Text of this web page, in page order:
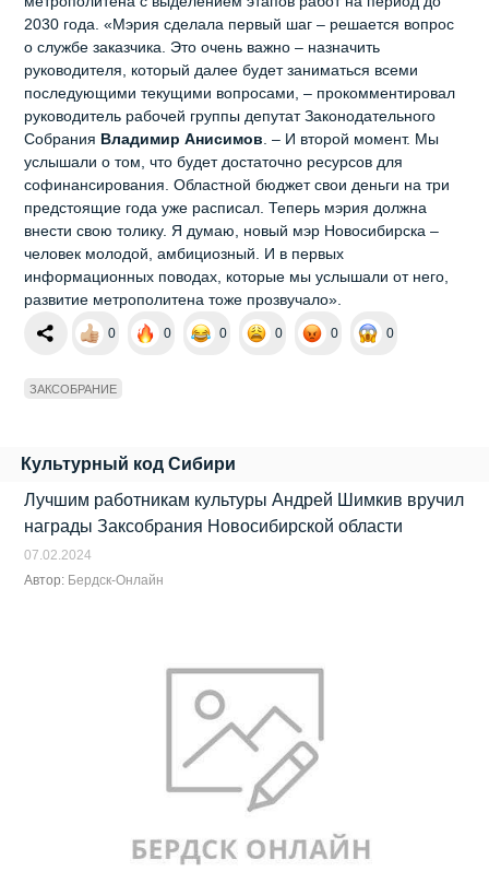
2030 года. «Мэрия сделала первый шаг – решается вопрос
о службе заказчика. Это очень важно – назначить
руководителя, который далее будет заниматься всеми
последующими текущими вопросами, – прокомментировал
руководитель рабочей группы депутат Законодательного
Собрания Владимир Анисимов . – И второй момент. Мы
услышали о том, что будет достаточно ресурсов для
софинансирования. Областной бюджет свои деньги на три
предстоящие года уже расписал. Теперь мэрия должна
внести свою толику. Я думаю, новый мэр Новосибирска –
человек молодой, амбициозный. И в первых
информационных поводах, которые мы услышали от него,
развитие метрополитена тоже прозвучало».
0 0 0 0 0 0
ЗАКСОБРАНИЕ
Культурный код Сибири
Лучшим работникам культуры Андрей Шимкив вручил
награды Заксобрания Новосибирской области
07.02.2024
Автор: Бердск-Онлайн